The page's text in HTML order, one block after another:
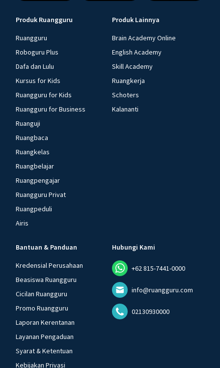
Produk Ruangguru
Ruangguru
Roboguru Plus
Dafa dan Lulu
Kursus for Kids
Ruangguru for Kids
Ruangguru for Business
Ruanguji
Ruangbaca
Ruangkelas
Ruangbelajar
Ruangpengajar
Ruangguru Privat
Ruangpeduli
Airis
Produk Lainnya
Brain Academy Online
English Academy
Skill Academy
Ruangkerja
Schoters
Kalananti
Bantuan & Panduan
Kredensial Perusahaan
Beasiswa Ruangguru
Cicilan Ruangguru
Promo Ruangguru
Laporan Kerentanan
Layanan Pengaduan
Syarat & Ketentuan
Kebijakan Privasi
Hubungi Kami
+62 815-7441-0000
info@ruangguru.com
02130930000